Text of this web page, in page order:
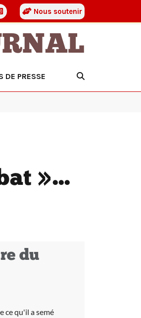
Nous soutenir
DE PRESSE
»...
du
ce qu'il a semé